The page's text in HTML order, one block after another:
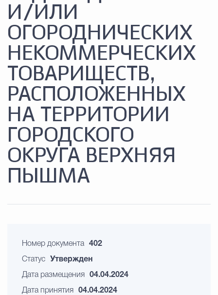
И/ИЛИ
ОГОРОДНИЧЕСКИХ
НЕКОММЕРЧЕСКИХ
ТОВАРИЩЕСТВ,
РАСПОЛОЖЕННЫХ
НА ТЕРРИТОРИИ
ГОРОДСКОГО
ОКРУГА ВЕРХНЯЯ
ПЫШМА
Номер документа 402
Статус Утвержден
Дата размещения 04.04.2024
Дата принятия 04.04.2024